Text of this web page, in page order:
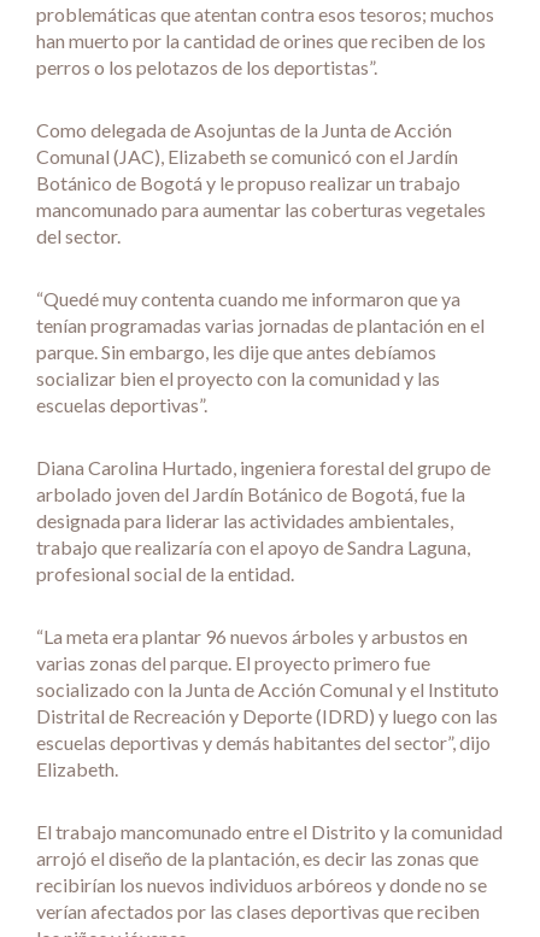
problemáticas que atentan contra esos tesoros; muchos
han muerto por la cantidad de orines que reciben de los
perros o los pelotazos de los deportistas”.
Como delegada de Asojuntas de la Junta de Acción
Comunal (JAC), Elizabeth se comunicó con el Jardín
Botánico de Bogotá y le propuso realizar un trabajo
mancomunado para aumentar las coberturas vegetales
del sector.
“Quedé muy contenta cuando me informaron que ya
tenían programadas varias jornadas de plantación en el
parque. Sin embargo, les dije que antes debíamos
socializar bien el proyecto con la comunidad y las
escuelas deportivas”.
Diana Carolina Hurtado, ingeniera forestal del grupo de
arbolado joven del Jardín Botánico de Bogotá, fue la
designada para liderar las actividades ambientales,
trabajo que realizaría con el apoyo de Sandra Laguna,
profesional social de la entidad.
“La meta era plantar 96 nuevos árboles y arbustos en
varias zonas del parque. El proyecto primero fue
socializado con la Junta de Acción Comunal y el Instituto
Distrital de Recreación y Deporte (IDRD) y luego con las
escuelas deportivas y demás habitantes del sector”, dijo
Elizabeth.
El trabajo mancomunado entre el Distrito y la comunidad
arrojó el diseño de la plantación, es decir las zonas que
recibirían los nuevos individuos arbóreos y donde no se
verían afectados por las clases deportivas que reciben